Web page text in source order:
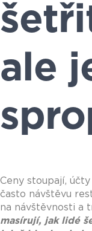
ale
Ceny stoupají,
často návštěvu
na návštěvnosti a
masírují, jak lidé